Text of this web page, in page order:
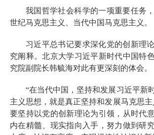
我国哲学社会科学的一项重要任务
世纪马克思主义、当代中国马克思主义。
习近平总书记要求深化党的创新理
究阐释。北京大学习近平新时代中国特
究院副院长韩毓海对此有更深刻的体会。
“在当代中国，坚持和发展习近平新
主义思想，就是真正坚持和发展马克思主
要坚持以党的创新理论为引领，从时代
内在精髓、现实指向入手，努力做到研